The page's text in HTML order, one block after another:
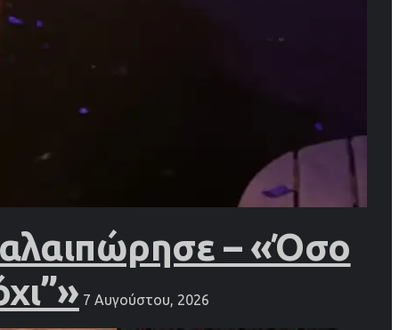
– «Όσο
7 Αυγούστου, 2026